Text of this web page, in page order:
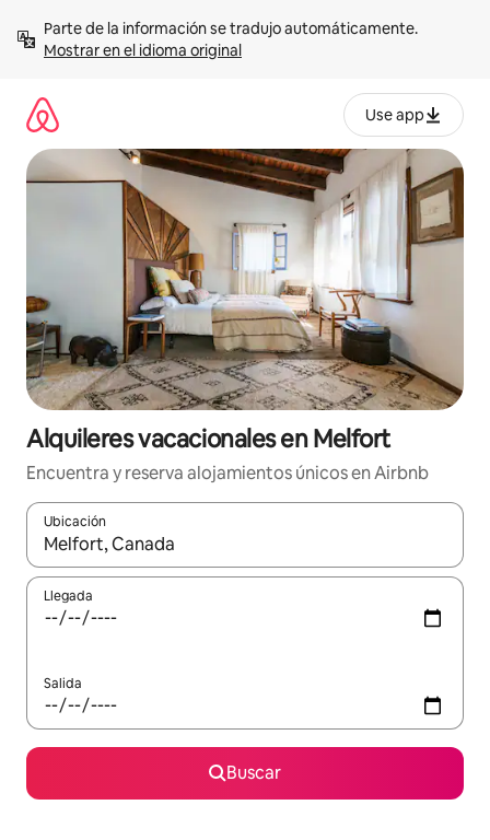
contenidoMostrar en el idioma original
Use app
Alquileres vacacionales en Melfort
Encuentra y reserva alojamientos únicos en Airbnb
Ubicación
Cuando los resultados estén disponibles, navega con las
Llegada
Salida
Buscar